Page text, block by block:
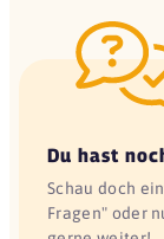
Du hast
Schau doch
Fragen" oder